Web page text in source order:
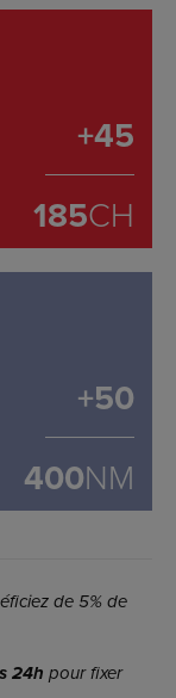
+45
185CH
+50
400NM
de 5% de
24h pour fixer